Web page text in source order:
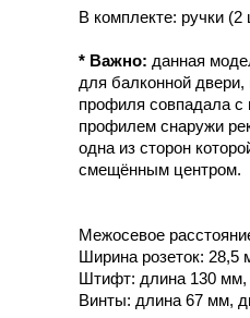
В комплекте: ручки
* Важно: данная
для балконной двери,
профиля совпадала с
профилем снаружи
одна из сторон
смещённым центром.
Межосевое
Ширина розеток: 28,5
Штифт: длина 130 мм,
Винты: длина 67 мм,